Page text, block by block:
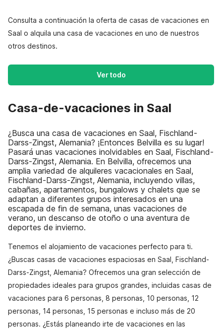
Consulta a continuación la oferta de casas de vacaciones en
Saal o alquila una casa de vacaciones en uno de nuestros
otros destinos.
Ver todo
Casa-de-vacaciones in Saal
¿Busca una casa de vacaciones en Saal, Fischland-
Darss-Zingst, Alemania? ¡Entonces Belvilla es su lugar!
Pasará unas vacaciones inolvidables en Saal, Fischland-
Darss-Zingst, Alemania. En Belvilla, ofrecemos una
amplia variedad de alquileres vacacionales en Saal,
Fischland-Darss-Zingst, Alemania, incluyendo villas,
cabañas, apartamentos, bungalows y chalets que se
adaptan a diferentes grupos interesados en una
escapada de fin de semana, unas vacaciones de
verano, un descanso de otoño o una aventura de
deportes de invierno.
Tenemos el alojamiento de vacaciones perfecto para ti.
¿Buscas casas de vacaciones espaciosas en Saal, Fischland-
Darss-Zingst, Alemania? Ofrecemos una gran selección de
propiedades ideales para grupos grandes, incluidas casas de
vacaciones para 6 personas, 8 personas, 10 personas, 12
personas, 14 personas, 15 personas e incluso más de 20
personas. ¿Estás planeando irte de vacaciones en las